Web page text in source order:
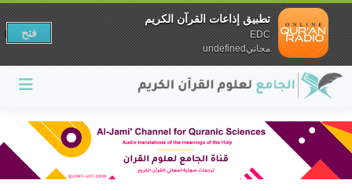
تطبيق إذاعات القرآن الكريم
EDC
مجانيundefined
فتح